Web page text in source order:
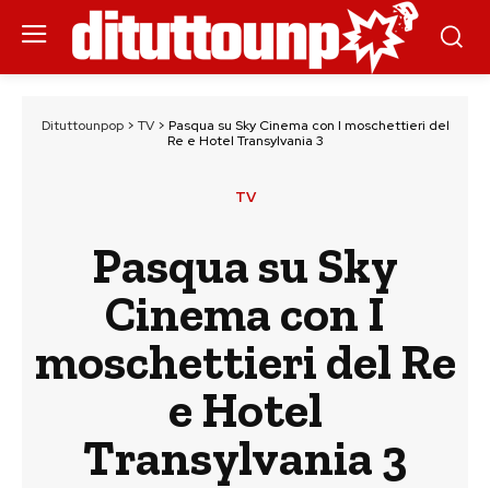
Dituttounpop> TV> Pasqua su Sky Cinema con I moschettieri del
Re e Hotel Transylvania 3
TV
Pasqua su Sky
Cinema con I
moschettieri del Re
e Hotel
Transylvania 3